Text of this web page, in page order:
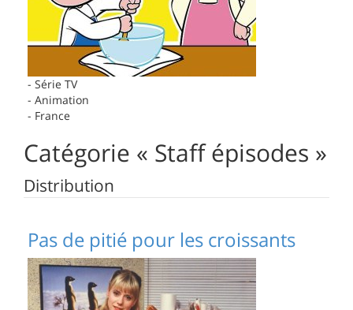
- Série TV
- Animation
- France
Catégorie « Staff épisodes »
Distribution
Pas de pitié pour les croissants